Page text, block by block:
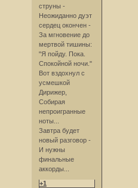
струны -
Неожиданно дуэт
сердец окончен -
За мгновение до
мертвой тишины:
"Я пойду. Пока.
Спокойной ночи."
Вот вздохнул с
усмешкой
Дирижер,
Собирая
непроигранные
ноты...
Завтра будет
новый разговор -
И нужны
финальные
аккорды...
+1